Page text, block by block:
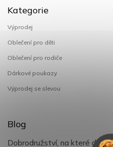
Kategorie
Výprodej
Oblečení pro děti
Oblečení pro rodiče
Dárkové poukazy
Výprodej se slevou
Blog
Dobrodružství, na které děti